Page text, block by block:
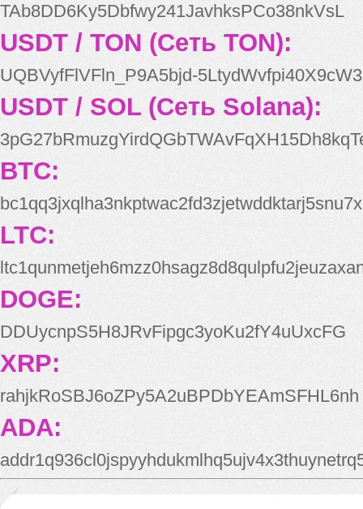
TAb8DD6Ky5Dbfwy241JavhksPCo38nkVsL
USDT / TON (Сеть TON):
UQBVyfFlVFln_P9A5bjd-
USDT / SOL (Сеть Solana):
BTC:
bc1qq3jxqlha3nkptwac2fd3zjetwddktarj5snu7x
LTC:
DOGE:
DDUycnpS5H8JRvFipgc3yoKu2fY4uUxcFG
XRP:
rahjkRoSBJ6oZPy5A2uBPDbYEAmSFHL6nh
ADA: